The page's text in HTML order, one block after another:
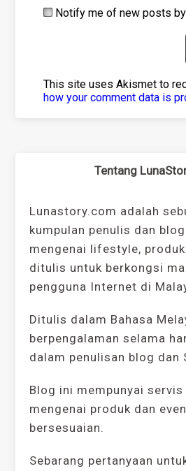
Notify me of new posts
This site uses Akismet to
how your comment data is
Tentang
Lunastory.com adalah
kumpulan penulis dan
mengenai lifestyle,
ditulis untuk berkongsi
pengguna Internet di
Ditulis dalam Bahasa
berpengalaman selama
dalam penulisan blog dan
Blog ini mempunyai
mengenai produk dan
bersesuaian.
Sebarang pertanyaan